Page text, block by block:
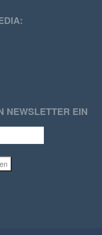
NEWSLETTER EIN